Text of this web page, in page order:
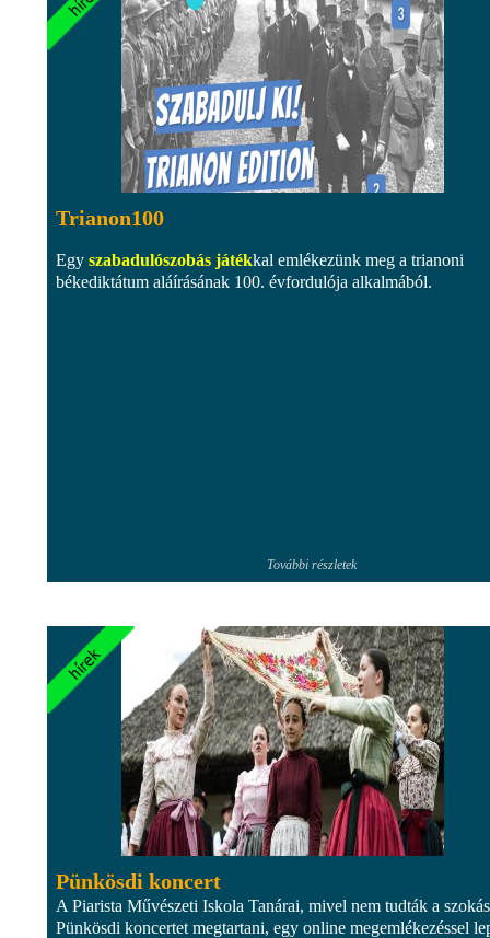
Trianon100
Egy szabadulószobás játékkal emlékezünk meg a trianoni
békediktátum aláírásának 100. évfordulója alkalmából.
További részletek
Pünkösdi koncert
A Piarista Művészeti Iskola Tanárai, mivel nem tudták a
Pünkösdi koncertet megtartani, egy online megemlékezéssel